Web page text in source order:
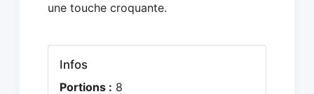
une touche croquante.
Infos
Portions : 8